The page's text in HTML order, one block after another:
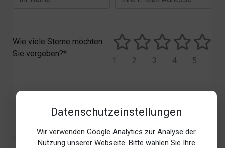
Datenschutzeinstellungen
Wir verwenden Google Analytics zur Analyse der
Nutzung unserer Webseite. Bitte wählen Sie Ihre
Wie viele Sterne möchten
Sie vergeben?*
5
4
3
2
1